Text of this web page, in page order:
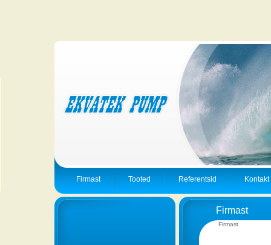
Firmast Tooted Referentsid Kontakt
Firmast
Firmast